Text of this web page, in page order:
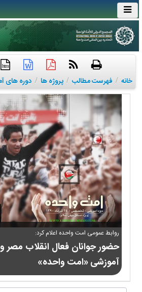
htm
خانه / فهرست مطالب / پروژه ها / دوره های
روابط عمومی امت واحده اعلام کرد:
حضور جوانان فعال انقلاب مصر
آموزشی «امت واحده»